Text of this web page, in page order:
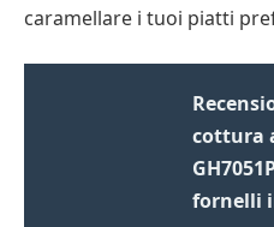
caramellare i tuoi piatti
cottura
fornelli